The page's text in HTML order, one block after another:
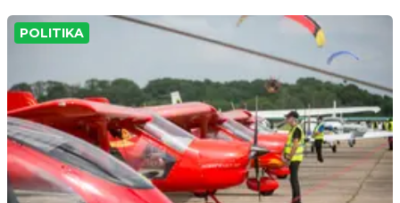
POLITIKA